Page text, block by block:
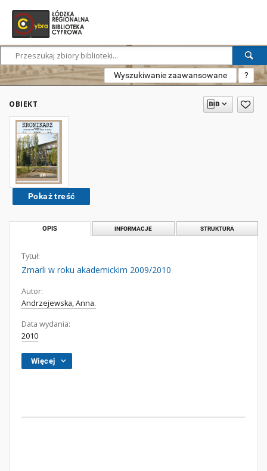
Wyszukiwanie zaawansowane ?
OBIEKT
Pokaż treść
OPIS INFORMACJE STRUKTURA
Tytuł:
Zmarli w roku akademickim 2009/2010
Autor:
Andrzejewska, Anna.
Data wydania:
2010
Więcej